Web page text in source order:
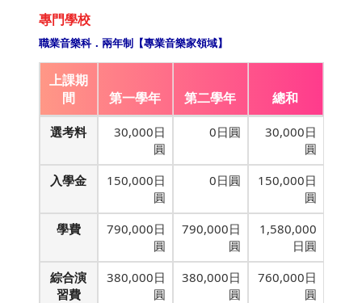
專門學校
職業音樂科．兩年制【專業音樂家領域】
上課期
間
第一學年 第二學年 總和
選考料
30,000日
圓
0日圓
30,000日
圓
入學金
150,000日
圓
0日圓
150,000日
圓
學費
790,000日
圓
790,000日
圓
1,580,000
日圓
綜合演
習費
380,000日
圓
380,000日
圓
760,000日
圓